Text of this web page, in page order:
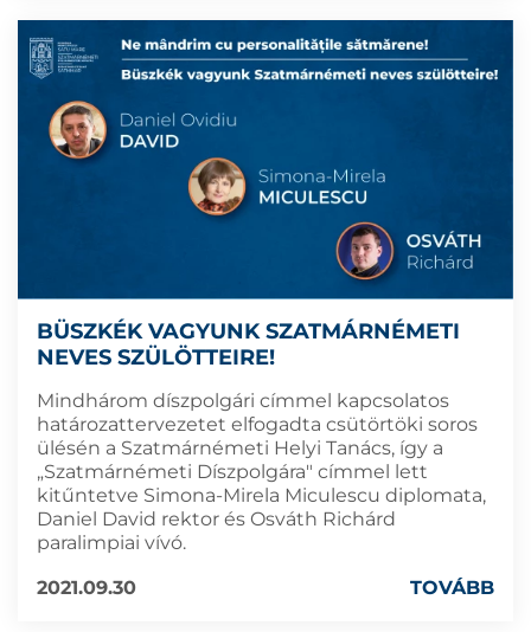
BÜSZKÉK VAGYUNK SZATMÁRNÉMETI
NEVES SZÜLÖTTEIRE!
Mindhárom díszpolgári címmel kapcsolatos
határozattervezetet elfogadta csütörtöki soros
ülésén a Szatmárnémeti Helyi Tanács, így a
„Szatmárnémeti Díszpolgára" címmel lett
kitűntetve Simona-Mirela Miculescu diplomata,
Daniel David rektor és Osváth Richárd
paralimpiai vívó.
2021.09.30
TOVÁBB